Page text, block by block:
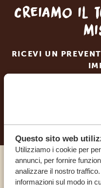
Questo sito web
Utilizziamo i cookie per
annunci, per fornire
analizzare il nostro
informazioni sul modo in
Creiamo il
RICEVI UN